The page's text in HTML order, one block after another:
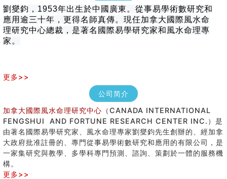
劉燮鈞，1953年出生於中國廣東。從事易學術數研究和
應用逾三十年，更得名師真傳。現任加拿大國際風水命
理研究中心總裁，是著名國際易學研究家和風水命理專
家。
更多>>
公司简介
加拿大國際風水命理研究中心 （CANADA INTERNATIONAL
FENGSHUI AND FORTUNE RESEARCH CENTER INC.）是
由著名國際易學研究家、風水命理專家劉燮鈞先生創辦的、經加拿
大政府批准註冊的、專門從事易學術數研究和應用的有限公司，是
一家集研究與教學、多學科專門預測、諮詢、策劃於一體的服務機
構。
更多>>